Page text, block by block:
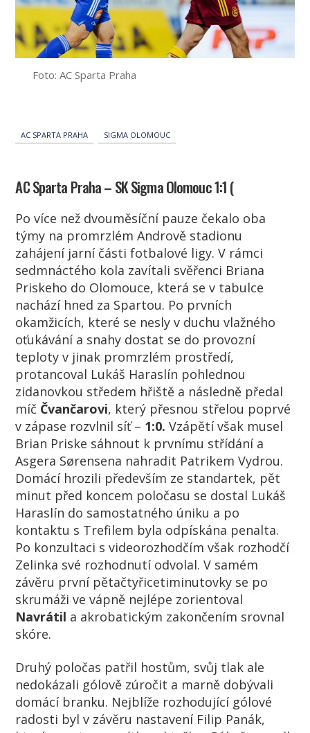
Foto: AC Sparta Praha
AC SPARTA PRAHA SIGMA OLOMOUC
AC Sparta Praha – SK Sigma Olomouc 1:1 (
Po více než dvouměsíční pauze čekalo oba
týmy na promrzlém Andrově stadionu
zahájení jarní části fotbalové ligy. V rámci
sedmnáctého kola zavítali svěřenci Briana
Priskeho do Olomouce, která se v tabulce
nachází hned za Spartou. Po prvních
okamžicích, které se nesly v duchu vlažného
oťukávání a snahy dostat se do provozní
teploty v jinak promrzlém prostředí,
protancoval Lukáš Haraslín pohlednou
zidanovkou středem hřiště a následně předal
míč Čvančarovi, který přesnou střelou poprvé
v zápase rozvlnil síť – 1:0. Vzápětí však musel
Brian Priske sáhnout k prvnímu střídání a
Asgera Sørensena nahradit Patrikem Vydrou.
Domácí hrozili především ze standartek, pět
minut před koncem poločasu se dostal Lukáš
Haraslín do samostatného úniku a po
kontaktu s Trefilem byla odpískána penalta.
Po konzultaci s videorozhodčím však rozhodčí
Zelinka své rozhodnutí odvolal. V samém
závěru první pětačtyřicetiminutovky se po
skrumáži ve vápně nejlépe zorientoval
Navrátil a akrobatickým zakončením srovnal
skóre.
Druhý poločas patřil hostům, svůj tlak ale
nedokázali gólově zúročit a marně dobývali
domácí branku. Nejblíže rozhodující gólové
radosti byl v závěru nastavení Filip Panák,